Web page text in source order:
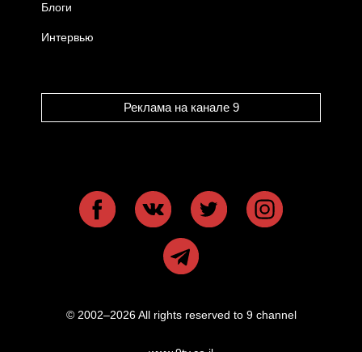
Блоги
Интервью
Реклама на канале 9
© 2002–2026 All rights reserved to 9 channel